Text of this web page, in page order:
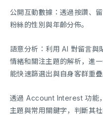
公開互動數據：透過按讚、
粉絲的性別與年齡分佈。
語意分析：利用 AI 對留言與
情緒和關注主題的解析，進
能快速篩選出與自身客群重疊
透過 Account Interest 功能
主題與常用關鍵字，判斷其